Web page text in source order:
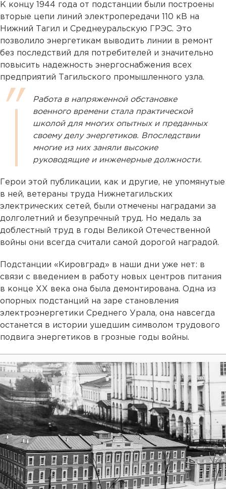
К концу 1944 года от подстанции были построены
вторые цепи линий электропередачи 110 кВ на
Нижний Тагил и Среднеуральскую ГРЭС. Это
позволило энергетикам выводить линии в ремонт
без последствий для потребителей и значительно
повысить надежность энергоснабжения всех
предприятий Тагильского промышленного узла.
Работа в напряженной обстановке
военного времени стала практической
школой для многих опытных и преданных
своему делу энергетиков. Впоследствии
многие из них заняли высокие
руководящие и инженерные должности.
Герои этой публикации, как и другие, не упомянутые
в ней, ветераны труда Нижнетагильских
электрических сетей, были отмечены наградами за
долголетний и безупречный труд. Но медаль за
доблестный труд в годы Великой Отечественной
войны они всегда считали самой дорогой наградой.
Подстанции «Кировград» в наши дни уже нет: в
связи с введением в работу новых центров питания
в конце ХХ века она была демонтирована. Одна из
опорных подстанций на заре становления
электроэнергетики Среднего Урала, она навсегда
останется в истории ушедшим символом трудового
подвига энергетиков в грозные годы войны.